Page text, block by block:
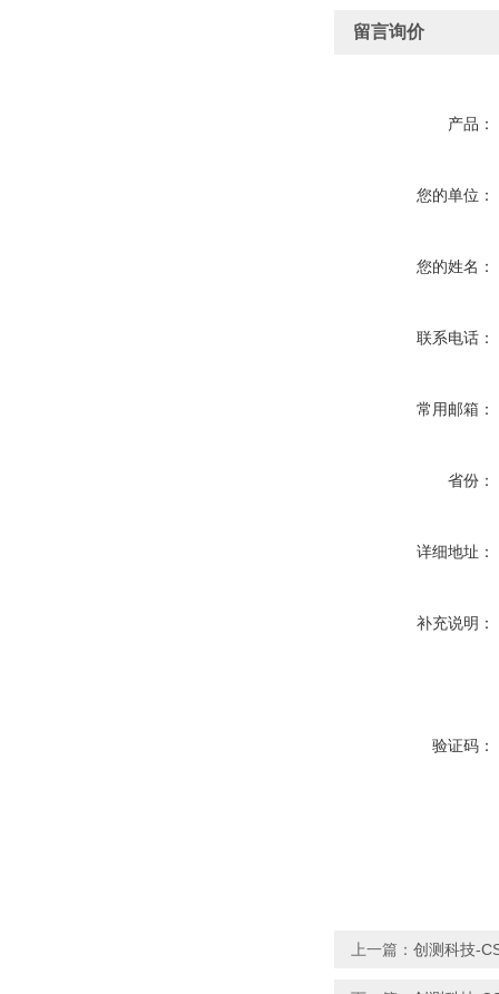
留言询价
产品：
您的单位：
您的姓名：
联系电话：
常用邮箱：
省份：
详细地址：
补充说明：
验证码：
上一篇： 创测科技-